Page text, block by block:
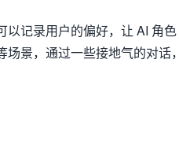
以记录用户的偏好，让 AI 角色
场景，通过一些接地气的对话